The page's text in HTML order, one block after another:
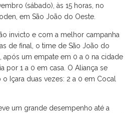
(sábado), às 15 horas, no
em São João do Oeste.
invicto e com a melhor campanha
de final, o time de São João do
após um empate em 0 a 0 na cidade
por 1 a 0 em casa. O Aliança se
Içara duas vezes: 2 a 0 em Cocal
um grande desempenho até a